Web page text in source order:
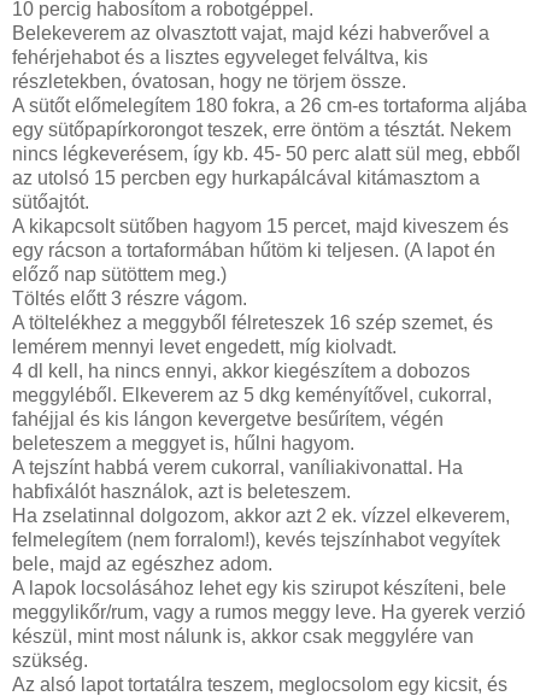
10 percig habosítom a robotgéppel.
Belekeverem az olvasztott vajat, majd kézi habverővel a
fehérjehabot és a lisztes egyveleget felváltva, kis
részletekben, óvatosan, hogy ne törjem össze.
A sütőt előmelegítem 180 fokra, a 26 cm-es tortaforma aljába
egy sütőpapírkorongot teszek, erre öntöm a tésztát. Nekem
nincs légkeverésem, így kb. 45- 50 perc alatt sül meg, ebből
az utolsó 15 percben egy hurkapálcával kitámasztom a
sütőajtót.
A kikapcsolt sütőben hagyom 15 percet, majd kiveszem és
egy rácson a tortaformában hűtöm ki teljesen. (A lapot én
előző nap sütöttem meg.)
Töltés előtt 3 részre vágom.
A töltelékhez a meggyből félreteszek 16 szép szemet, és
lemérem mennyi levet engedett, míg kiolvadt.
4 dl kell, ha nincs ennyi, akkor kiegészítem a dobozos
meggyléből. Elkeverem az 5 dkg keményítővel, cukorral,
fahéjjal és kis lángon kevergetve besűrítem, végén
beleteszem a meggyet is, hűlni hagyom.
A tejszínt habbá verem cukorral, vaníliakivonattal. Ha
habfixálót használok, azt is beleteszem.
Ha zselatinnal dolgozom, akkor azt 2 ek. vízzel elkeverem,
felmelegítem (nem forralom!), kevés tejszínhabot vegyítek
bele, majd az egészhez adom.
A lapok locsolásához lehet egy kis szirupot készíteni, bele
meggylikőr/rum, vagy a rumos meggy leve. Ha gyerek verzió
készül, mint most nálunk is, akkor csak meggylére van
szükség.
Az alsó lapot tortatálra teszem, meglocsolom egy kicsit, és